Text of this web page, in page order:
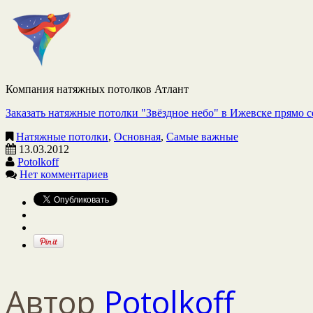
Компания натяжных потолков Атлант
Заказать натяжные потолки "Звёздное небо" в Ижевске прямо
Натяжные потолки, Основная, Самые важные
13.03.2012
Potolkoff
Нет комментариев
Автор Potolkoff